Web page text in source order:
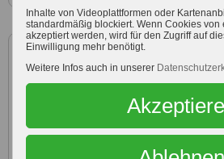
Zubereitung
Karotten klein raspeln. Walnüsse
Doppelrahmfrischkäse mit der
Mixer, mit dem Handrührgerät, o.ä.
Inhalte von Videoplattformen oder
standardmäßig blockiert. Wenn Cookies von
akzeptiert werden, wird für den Zugriff auf
Einwilligung mehr benötigt.
Weitere Infos auch in unserer